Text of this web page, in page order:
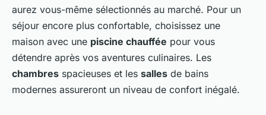
aurez vous-même sélectionnés au marché. Pour un
séjour encore plus confortable, choisissez une
maison avec une piscine chauffée pour vous
détendre après vos aventures culinaires. Les
chambres spacieuses et les salles de bains
modernes assureront un niveau de confort inégalé.